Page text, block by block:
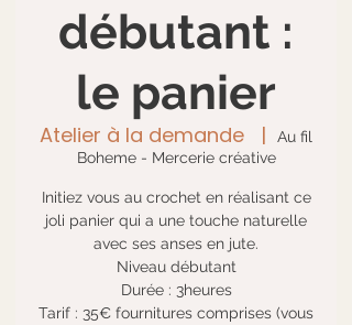
débutant :
le panier
Atelier à la demande
  |
Au fil
Boheme - Mercerie créative
Initiez vous au crochet en réalisant ce
joli panier qui a une touche naturelle
avec ses anses en jute.
Niveau débutant
Durée : 3heures
Tarif : 35€ fournitures comprises (vous